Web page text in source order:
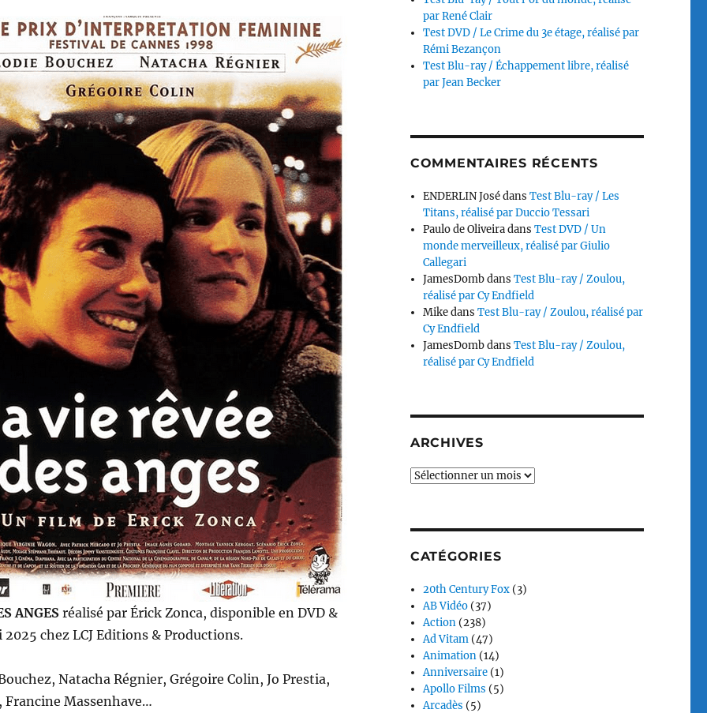
ANGES réalisé par Érick Zonca, disponible en DVD &
chez LCJ Editions & Productions.
Natacha Régnier, Grégoire Colin, Jo Prestia,
Francine Massenhave…
par René Clair
Test DVD / Le Crime du 3e étage, réalisé par
Rémi Bezançon
Test Blu-ray / Échappement libre, réalisé
par Jean Becker
COMMENTAIRES RÉCENTS
ENDERLIN JosédansTest Blu-ray / Les
Titans, réalisé par Duccio Tessari
Paulo de OliveiradansTest DVD / Un
monde merveilleux, réalisé par Giulio
Callegari
JamesDombdansTest Blu-ray / Zoulou,
réalisé par Cy Endfield
MikedansTest Blu-ray / Zoulou, réalisé par
Cy Endfield
JamesDombdansTest Blu-ray / Zoulou,
réalisé par Cy Endfield
ARCHIVES
Archives
CATÉGORIES
20th Century Fox (3)
AB Vidéo (37)
Action (238)
Ad Vitam (47)
Animation (14)
Anniversaire (1)
Apollo Films (5)
Arcadès (5)